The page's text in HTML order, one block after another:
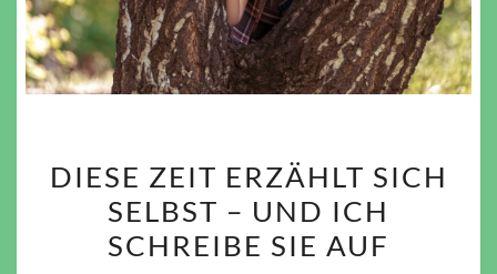
ZEIT
ERZÄHLT
SICH
DIESE ZEIT ERZÄHLT SICH
SELBST – UND ICH
SCHREIBE SIE AUF